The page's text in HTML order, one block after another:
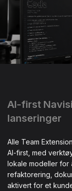
AI-first
lanseringer
Alle Team
AI-first, med
lokale modeller for
refaktorering,
aktivert for et